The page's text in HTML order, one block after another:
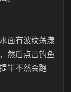
面有波纹荡漾
然后点击钓鱼
竿不然会跑